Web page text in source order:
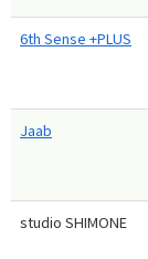
6th Sense +PLUS
Jaab
studio SHIMONE